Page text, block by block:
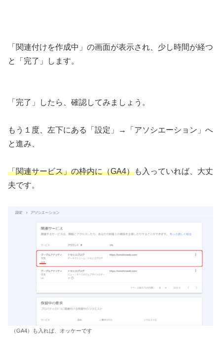
「関連付けを作成中」の画面が表示され、少し時間が経つ
と「完了」します。
「完了」したら、確認してみましょう。
もう１度、左下にある「設定」→「アソシエーション」へ
と進み、
「関連サービス」の枠内に（GA4）も入っていれば、大丈
夫です。
（GA4）も入れば、オッケーです